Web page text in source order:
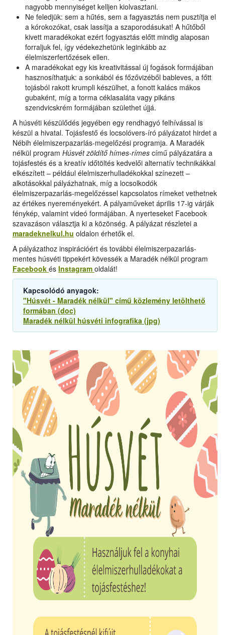
nagyobb mennyiséget kelljen kiolvasztani.
Ne feledjük: sem a hűtés, sem a fagyasztás nem pusztítja el
a kórokozókat, csak lassítja a szaporodásukat! A hűtőből
kivett maradékokat ezért fogyasztás előtt mindig alaposan
forraljuk fel, így védekezhetünk leginkább az
élelmiszerfertőzések ellen.
A maradékokat egy kis kreativitással új fogások formájában
hasznosíthatjuk: a sonkából és főzővizéből bableves, a főtt
tojásból rakott krumpli készülhet, a fonott kalács mákos
gubaként, míg a torma céklasaláta vagy pikáns
szendvicskrém formájában születhet újjá.
A húsvéti készülődés jegyében egy rendhagyó felhívással is
készül a hivatal. Tojásfestő és locsolóvers-író pályázatot hirdet a
Nébih élelmiszerpazarlás-megelőzési programja. A Maradék
nélkül program Húsvét zöldítő hímes-rímes című pályázatára a
tojásfestés és a kreatív időtöltés kedvelői alternatív technikákkal
elkészített – például élelmiszerhulladékokkal színezett –
alkotásokkal pályázhatnak, míg a locsolkodók
élelmiszerpazarlás-megelőzéssel kapcsolatos rímeket vethetnek
az értékes nyereményekért. A pályaműveket április 17-ig várják
fénykép, valamint videó formájában. A nyerteseket Facebook
szavazáson választja ki a közönség. A pályázat részletei a
maradeknelkul.hu oldalon érhetők el.
A pályázathoz inspirációért és további élelmiszerpazarlás-
mentes húsvéti tippekért kövessék a Maradék nélkül program
Facebook és Instagram oldalát!
Kapcsolódó anyagok:
"Húsvét - Maradék nélkül" című közlemény letölthető
formában (doc)
Maradék nélkül húsvéti infografika (jpg)